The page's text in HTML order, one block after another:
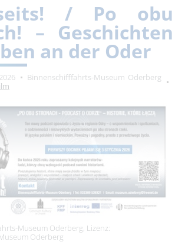
/ Po obu
– Geschichten
an der Oder
Binnenschifffahrts-Museum Oderberg
Museum Oderberg, Lizenz:
Oderberg